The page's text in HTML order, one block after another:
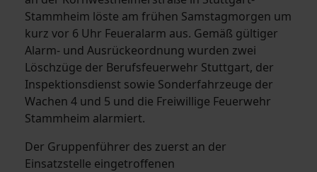
Stammheim löste am frühen Samstagmorgen um
kurz vor 6 Uhr Feueralarm aus. Gemäß gültiger
Alarm- und Ausrückeordnung wurden zwei
Löschzüge der Berufsfeuerwehr Stuttgart, der
Inspektionsdienst sowie Sonderfahrzeuge der
Wachen 4 und 5 und die Freiwillige Feuerwehr
Stammheim alarmiert.
Der Gruppenführer des zuerst an der
Einsatzstelle eingetroffenen